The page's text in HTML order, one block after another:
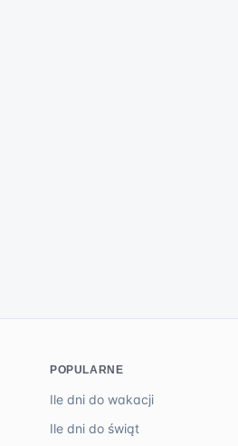
POPULARNE
Ile dni do wakacji
Ile dni do świąt